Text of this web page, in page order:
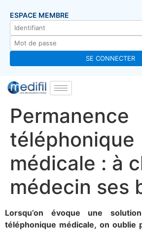
ESPACE MEMBRE
Permanence
téléphonique
médicale : à
médecin ses
Lorsqu’on évoque une
téléphonique médicale, on oublie